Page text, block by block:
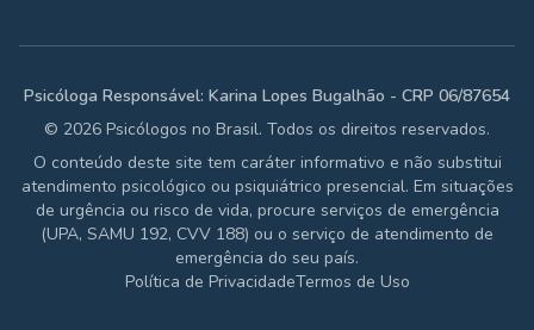
Psicóloga Responsável: Karina Lopes Bugalhão - CRP 06/87654
© 2026 Psicólogos no Brasil. Todos os direitos reservados.
O conteúdo deste site tem caráter informativo e não substitui
atendimento psicológico ou psiquiátrico presencial. Em situações
de urgência ou risco de vida, procure serviços de emergência
(UPA, SAMU 192, CVV 188) ou o serviço de atendimento de
emergência do seu país.
Política de PrivacidadeTermos de Uso